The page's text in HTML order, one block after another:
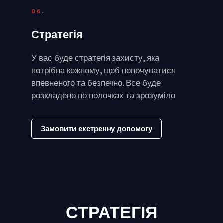
04.
Стратегія
У вас буде стратегія захисту, яка
потрібна кожному, щоб попочуватися
впевненого та безпечно. Все буде
розкладено по полочках та зрозуміло
Замовити екстренну допомогу
СТРАТЕГІЯ